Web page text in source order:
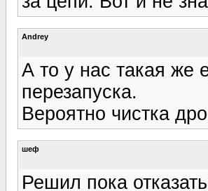
Andrey
А то у нас такая же
перезапуска.
Вероятно чистка
шеф
Решил пока